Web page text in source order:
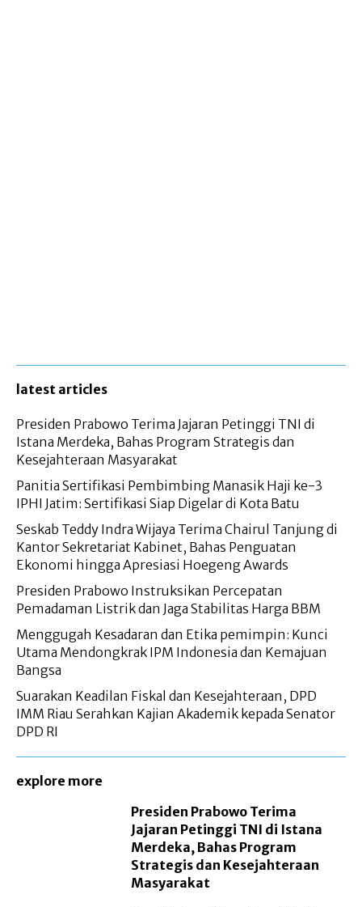
latest articles
Presiden Prabowo Terima Jajaran Petinggi TNI di
Istana Merdeka, Bahas Program Strategis dan
Kesejahteraan Masyarakat
Panitia Sertifikasi Pembimbing Manasik Haji ke-3
IPHI Jatim: Sertifikasi Siap Digelar di Kota Batu
Seskab Teddy Indra Wijaya Terima Chairul Tanjung di
Kantor Sekretariat Kabinet, Bahas Penguatan
Ekonomi hingga Apresiasi Hoegeng Awards
Presiden Prabowo Instruksikan Percepatan
Pemadaman Listrik dan Jaga Stabilitas Harga BBM
Menggugah Kesadaran dan Etika pemimpin: Kunci
Utama Mendongkrak IPM Indonesia dan Kemajuan
Bangsa
Suarakan Keadilan Fiskal dan Kesejahteraan, DPD
IMM Riau Serahkan Kajian Akademik kepada Senator
DPD RI
explore more
Presiden Prabowo Terima
Jajaran Petinggi TNI di Istana
Merdeka, Bahas Program
Strategis dan Kesejahteraan
Masyarakat